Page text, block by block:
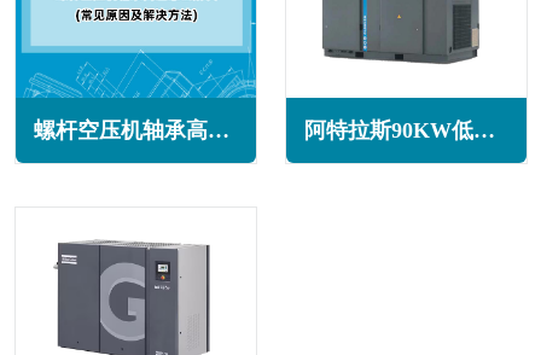
螺杆空压机轴承高温怎么解决(常见原因及解决方法) 阿特拉斯90KW低压空压机GL90系列